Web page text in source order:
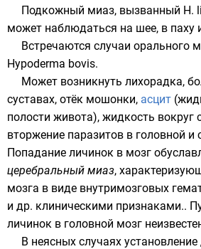
Подкожный миаз, вызванный H.
может наблюдаться на шее, в паху
Встречаются случаи орального
Hypoderma bovis.
Может возникнуть лихорадка,
суставах, отёк мошонки, асцит
полости живота), жидкость вокруг
вторжение паразитов в головной и
Попадание личинок в мозг
церебральный миаз,
мозга в виде внутримозговых
и др. клиническими признаками..
личинок в головной мозг
В неясных случаях